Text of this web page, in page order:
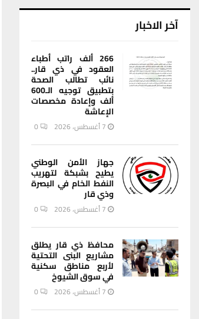
آخر الاخبار
266 ألف راتب أطباء
العقود في ذي قار..
نائب تطالب الصحة
بتطبيق توجيه الـ600
ألف وإعادة مخصصات
الإعاشة
7 أغسطس، 2026 0
جهاز الأمن الوطني
يطيح بشبكة لتهريب
النفط الخام في البصرة
وذي قار
7 أغسطس، 2026 0
محافظ ذي قار يطلق
مشاريع البنى التحتية
لأربع مناطق سكنية
في سوق الشيوخ
7 أغسطس، 2026 0